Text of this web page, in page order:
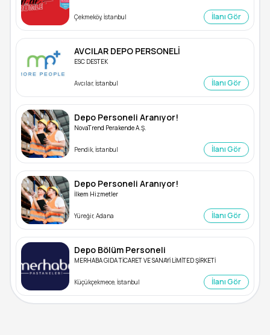
Çekmeköy, İstanbul İlanı Gör
AVCILAR DEPO PERSONELİ
ESC DESTEK
Avcılar, İstanbul İlanı Gör
Depo Personeli Aranıyor!
NovaTrend Perakende A.Ş.
Pendik, İstanbul İlanı Gör
Depo Personeli Aranıyor!
İlkem Hizmetler
Yüreğir, Adana İlanı Gör
Depo Bölüm Personeli
MERHABA GIDA TİCARET VE SANAYİ LİMİTED ŞİRKETİ
Küçükçekmece, İstanbul İlanı Gör